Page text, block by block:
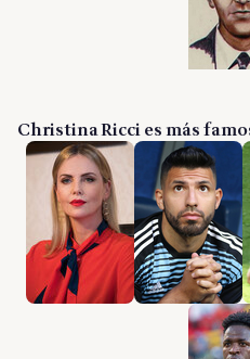
Christina Ricci es más